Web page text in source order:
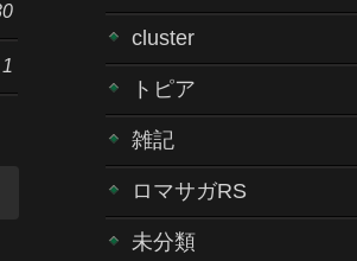
1
cluster
トピア
雑記
ロマサガRS
未分類